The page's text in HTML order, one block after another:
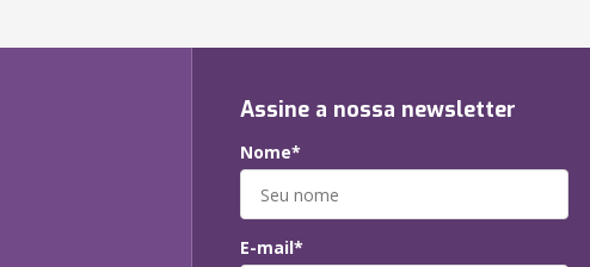
Assine a nossa newsletter
Nome*
E-mail*